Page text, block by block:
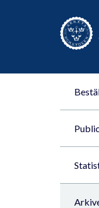
Till innehåll på sidan x